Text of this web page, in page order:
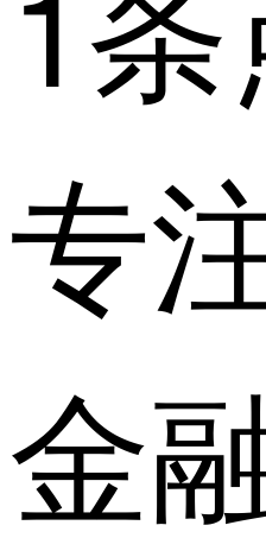
专
金